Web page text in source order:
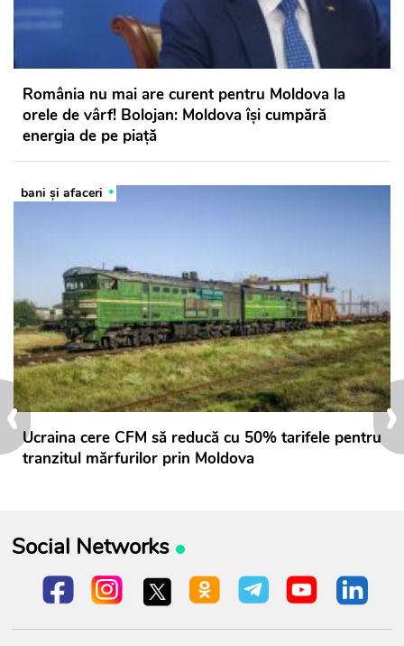
›
‹
România nu mai are curent pentru Moldova la
orele de vârf! Bolojan: Moldova își cumpără
energia de pe piață
bani și afaceri
Ucraina cere CFM să reducă cu 50% tarifele pentru
tranzitul mărfurilor prin Moldova
Social Networks